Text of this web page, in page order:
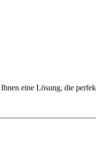
eine Lösung, die